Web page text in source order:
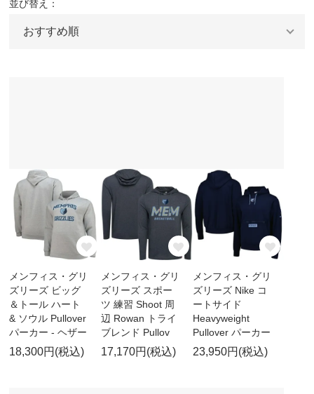
並び替え：
メンフィス・グリ
ズリーズ ビッグ
＆トール ハート
& ソウル Pullover
パーカー - ヘザー
18,300円(税込)
メンフィス・グリ
ズリーズ スポー
ツ 練習 Shoot 周
辺 Rowan トライ
ブレンド Pullov
17,170円(税込)
メンフィス・グリ
ズリーズ Nike コ
ートサイド
Heavyweight
Pullover パーカー
23,950円(税込)